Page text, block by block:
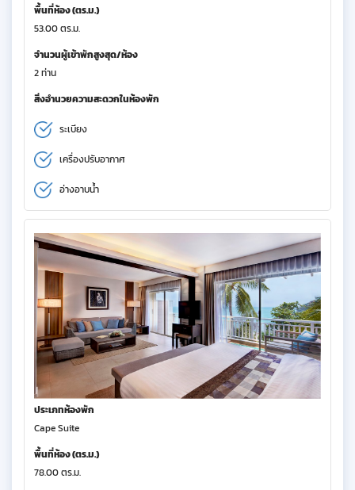
พื้นที่ห้อง (ตร.ม.)
53.00 ตร.ม.
จำนวนผู้เข้าพักสูงสุด/ห้อง
2 ท่าน
สิ่งอำนวยความสะดวกในห้องพัก
ระเบียง
เครื่องปรับอากาศ
อ่างอาบน้ำ
ประเภทห้องพัก
Cape Suite
พื้นที่ห้อง (ตร.ม.)
78.00 ตร.ม.